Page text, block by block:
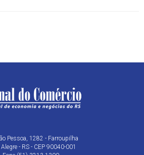
Pessoa, 1282 - Farroupilha
- RS - CEP 90040-001